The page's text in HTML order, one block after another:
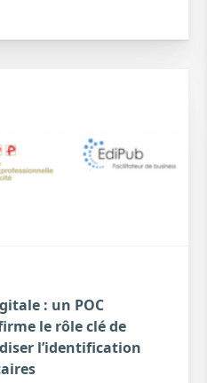
: un POC
le rôle clé de
l’identification